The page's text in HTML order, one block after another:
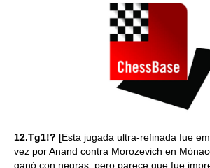
12.Tg1!? [Esta jugada ultra-refinada fue
vez por Anand contra Morozevich en
ganó con negras, pero parece que fue